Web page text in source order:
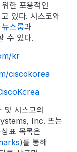
한 포용적인
있다. 시스코와
스룸과
수 있다.
kr
ciscokorea
및 시스코의
Inc. 또는
표 목록은
)를 통해